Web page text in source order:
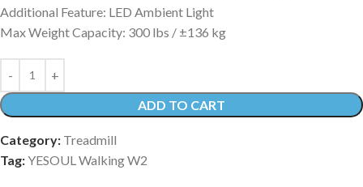
Additional Feature: LED Ambient Light
Max Weight Capacity: 300 lbs / ±136 kg
ADD TO CART
Category: Treadmill
Tag:YESOUL Walking W2